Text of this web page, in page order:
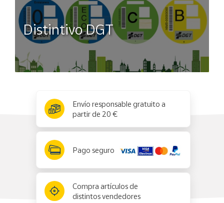
Distintivo DGT
Envío responsable gratuito a
partir de 20 €
Pago seguro
Compra artículos de
distintos vendedores